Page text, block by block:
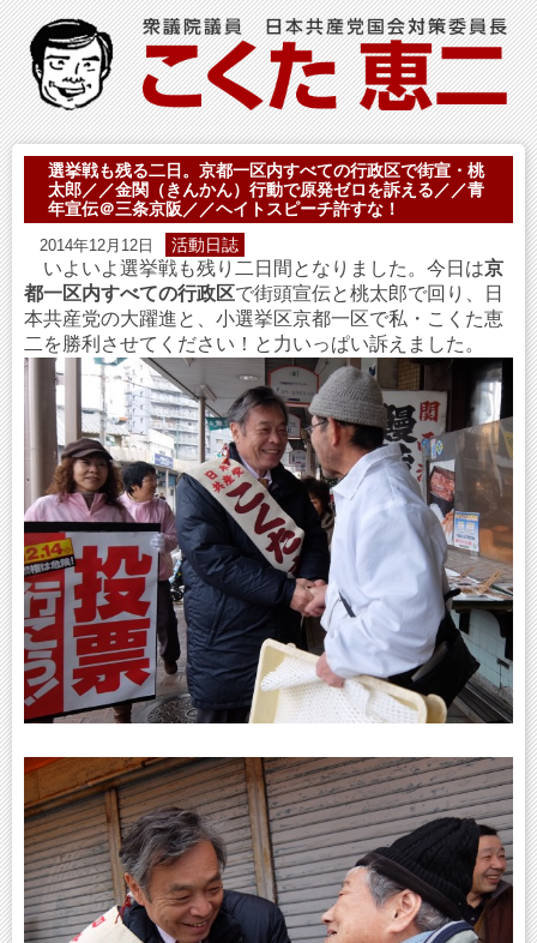
選挙戦も残る二日。京都一区内すべての行政区で街宣・桃
太郎／／金関（きんかん）行動で原発ゼロを訴える／／青
年宣伝＠三条京阪／／ヘイトスピーチ許すな！
2014年12月12日 活動日誌
いよいよ選挙戦も残り二日間となりました。今日は京
都一区内すべての行政区で街頭宣伝と桃太郎で回り、日
本共産党の大躍進と、小選挙区京都一区で私・こくた恵
二を勝利させてください！と力いっぱい訴えました。